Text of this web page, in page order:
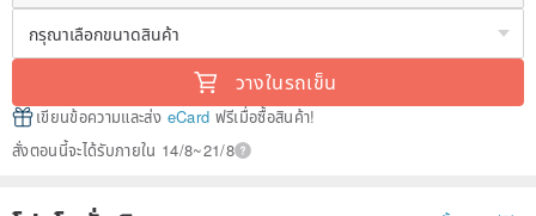
วางในรถเข็น
เขียนข้อความและส่ง eCard ฟรีเมื่อซื้อสินค้า!
สั่งตอนนี้จะได้รับภายใน 14/8~21/8